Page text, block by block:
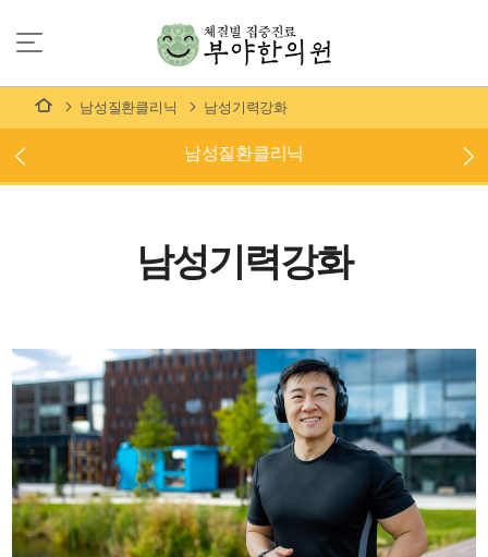
남성질환클리닉 남성기력강화
남성질환클리닉
남성기력강화